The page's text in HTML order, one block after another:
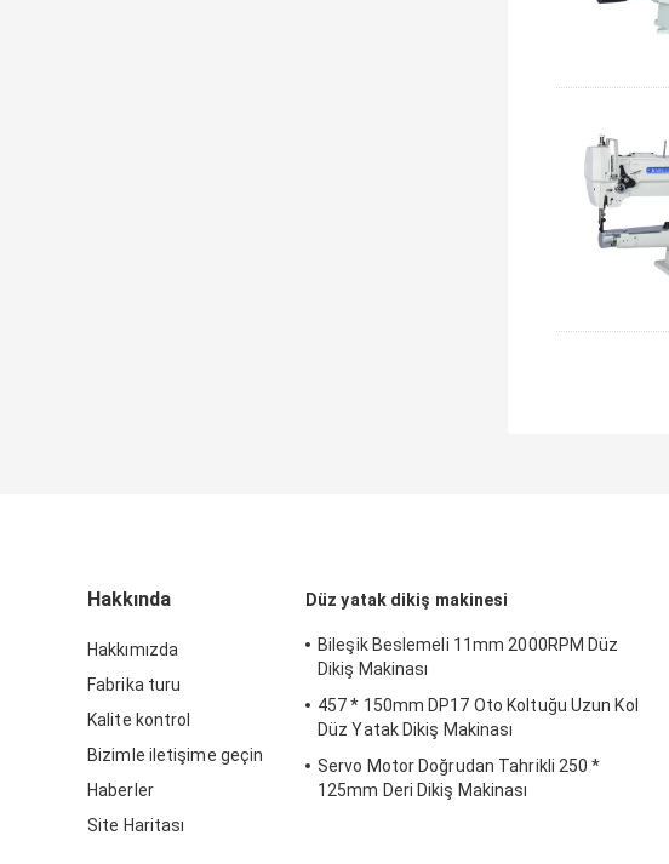
Hakkında
Hakkımızda
Fabrika turu
Kalite kontrol
Bizimle iletişime geçin
Haberler
Site Haritası
Düz yatak dikiş makinesi
Bileşik Beslemeli 11mm 2000RPM Düz
Dikiş Makinası
457 * 150mm DP17 Oto Koltuğu Uzun Kol
Düz Yatak Dikiş Makinası
Servo Motor Doğrudan Tahrikli 250 *
125mm Deri Dikiş Makinası